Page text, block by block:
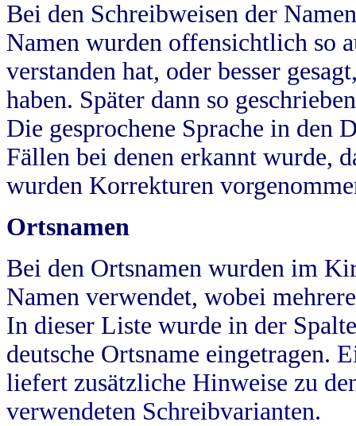
Bei den Schreibweisen der
Namen wurden offensichtlich so
verstanden hat, oder besser
haben. Später dann so
Die gesprochene Sprache in
Fällen bei denen erkannt wurde,
wurden Korrekturen
Ortsnamen
Bei den Ortsnamen wurden im
Namen verwendet, wobei
In dieser Liste wurde in der
deutsche Ortsname eingetragen.
liefert zusätzliche Hinweise zu
verwendeten Schreibvarianten.